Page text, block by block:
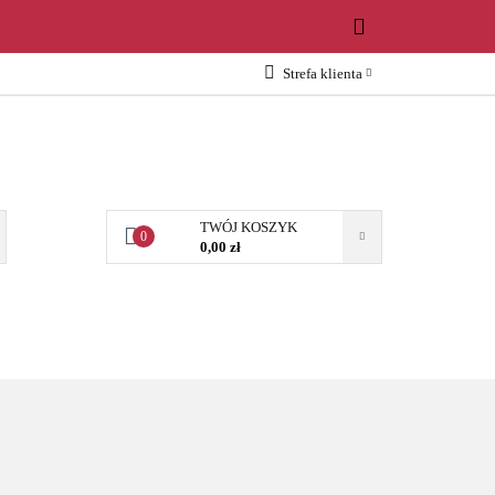
Strefa klienta
Zgody cookies
0
TWÓJ KOSZYK
0,00 zł